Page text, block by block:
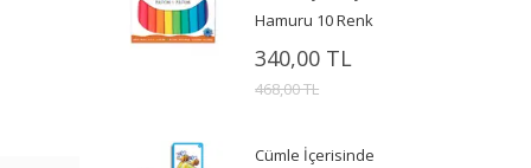
Hamuru 10 Renk
340,00 TL
468,00 TL
Cümle İçerisinde